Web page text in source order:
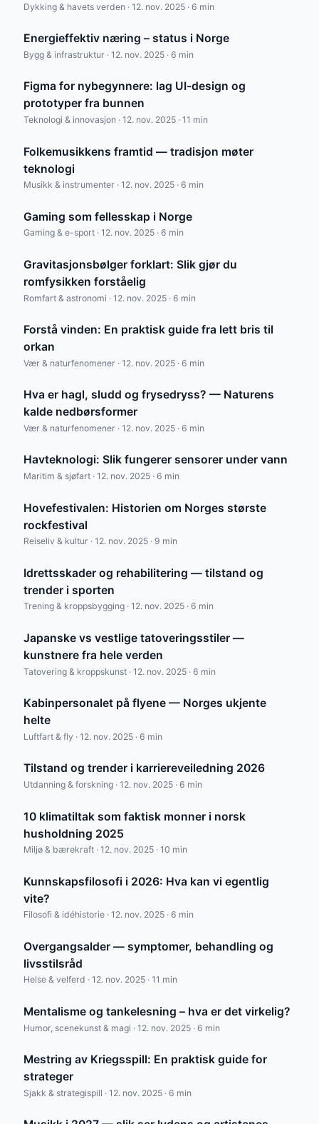
Dykking & havets verden · 12. nov. 2025 · 6 min
Energieffektiv næring – status i Norge
Bygg & infrastruktur · 12. nov. 2025 · 6 min
Figma for nybegynnere: lag UI-design og
prototyper fra bunnen
Teknologi & innovasjon · 12. nov. 2025 · 11 min
Folkemusikkens framtid — tradisjon møter
teknologi
Musikk & instrumenter · 12. nov. 2025 · 6 min
Gaming som fellesskap i Norge
Gaming & e-sport · 12. nov. 2025 · 6 min
Gravitasjonsbølger forklart: Slik gjør du
romfysikken forståelig
Romfart & astronomi · 12. nov. 2025 · 6 min
Forstå vinden: En praktisk guide fra lett bris til
orkan
Vær & naturfenomener · 12. nov. 2025 · 6 min
Hva er hagl, sludd og frysedryss? — Naturens
kalde nedbørsformer
Vær & naturfenomener · 12. nov. 2025 · 6 min
Havteknologi: Slik fungerer sensorer under vann
Maritim & sjøfart · 12. nov. 2025 · 6 min
Hovefestivalen: Historien om Norges største
rockfestival
Reiseliv & kultur · 12. nov. 2025 · 9 min
Idrettsskader og rehabilitering — tilstand og
trender i sporten
Trening & kroppsbygging · 12. nov. 2025 · 6 min
Japanske vs vestlige tatoveringsstiler —
kunstnere fra hele verden
Tatovering & kroppskunst · 12. nov. 2025 · 6 min
Kabinpersonalet på flyene — Norges ukjente
helte
Luftfart & fly · 12. nov. 2025 · 6 min
Tilstand og trender i karriereveiledning 2026
Utdanning & forskning · 12. nov. 2025 · 6 min
10 klimatiltak som faktisk monner i norsk
husholdning 2025
Miljø & bærekraft · 12. nov. 2025 · 10 min
Kunnskapsfilosofi i 2026: Hva kan vi egentlig
vite?
Filosofi & idéhistorie · 12. nov. 2025 · 6 min
Overgangsalder — symptomer, behandling og
livsstilsråd
Helse & velferd · 12. nov. 2025 · 11 min
Mentalisme og tankelesning – hva er det virkelig?
Humor, scenekunst & magi · 12. nov. 2025 · 6 min
Mestring av Kriegsspill: En praktisk guide for
strateger
Sjakk & strategispill · 12. nov. 2025 · 6 min